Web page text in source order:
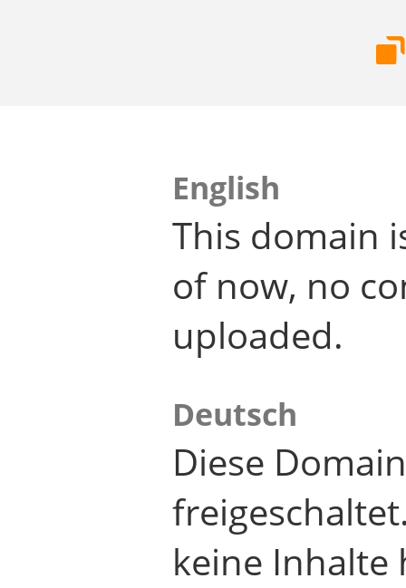
English
This domain
of now, no
uploaded.
Deutsch
Diese
keine Inhalte